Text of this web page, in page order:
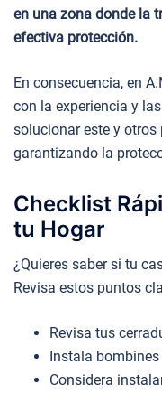
en una zona donde la
efectiva protección.
En consecuencia, en
con la experiencia y
solucionar este y otros
garantizando la
Checklist
tu Hogar
¿Quieres saber si tu
Revisa estos puntos
Revisa tus
Instala
Considera